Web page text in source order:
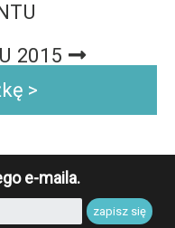
2015
>
e-maila.